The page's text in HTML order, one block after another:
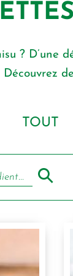
? D’une
Découvrez
TOUT